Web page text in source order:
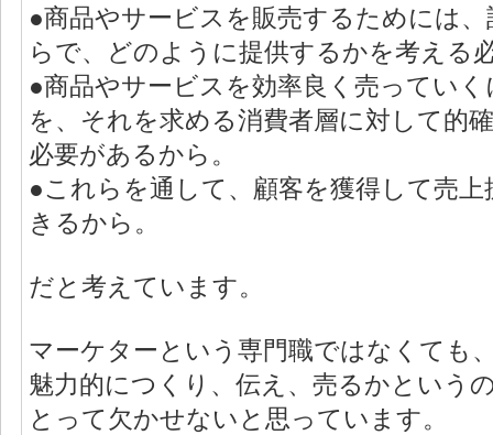
●商品やサービスを販売するためには
らで、どのように提供するかを考える
●商品やサービスを効率良く売ってい
を、それを求める消費者層に対して的
必要があるから。
●これらを通して、顧客を獲得して売
きるから。
だと考えています。
マーケターという専門職ではなくても
魅力的につくり、伝え、売るかという
とって欠かせないと思っています。